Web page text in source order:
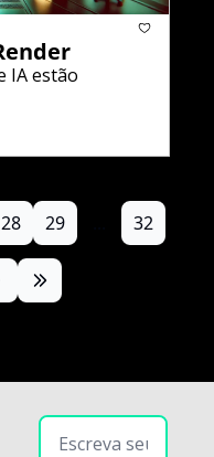
IA estão
28 29 32